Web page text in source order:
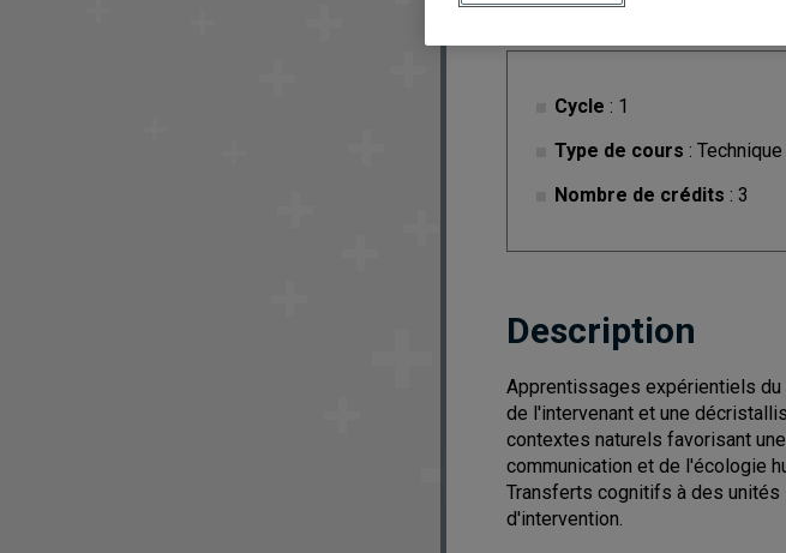
Cycle : 1
Type de cours : Technique
Nombre de crédits : 3
Description
Apprentissages expérientiels
de l'intervenant et une
contextes naturels favorisant
communication et de l'écologie
Transferts cognitifs à des
d'intervention.